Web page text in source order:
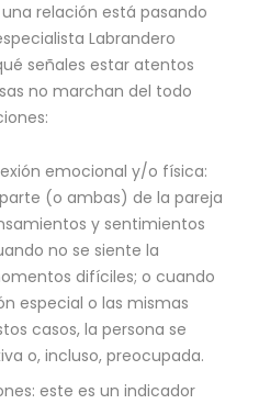
relación está pasando
Labrandero
señales estar atentos
no marchan del todo
emocional y/o física:
(o ambas) de la pareja
y sentimientos
no se siente la
difíciles; o cuando
especial o las mismas
casos, la persona se
o, incluso, preocupada.
este es un indicador